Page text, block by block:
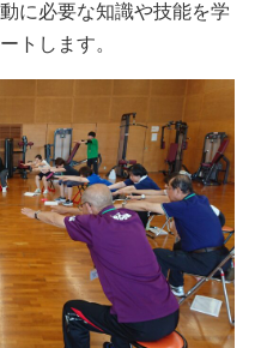
に必要な知識や技能を学
トします。